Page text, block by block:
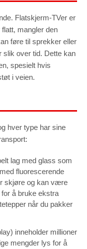
Flatskjerm-TVer er
mangler den
føre til sprekker eller
slik over tid. Dette kan
spesielt hvis
i veien.
hver type har sine
lag med glass som
fluorescerende
skjøre og kan være
å bruke ekstra
når du pakker
inneholder millioner
mengder lys for å